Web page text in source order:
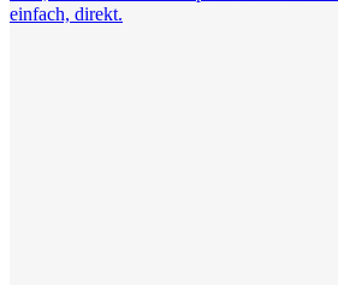
einfach, direkt.